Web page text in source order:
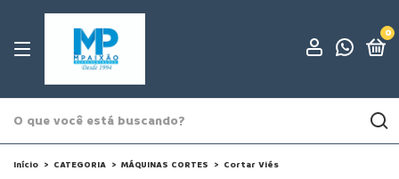
0
Início > CATEGORIA > MÁQUINAS CORTES > Cortar Viés